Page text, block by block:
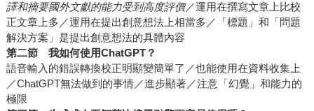
譯和摘要國外文獻的能力受到高度評價／運用在撰寫文章上比校
正文章上多／運用在提出創意想法上相當多／「標題」和「問題
解決方案」是提出創意想法的具體內容
第二節 我如何使用ChatGPT？
語音輸入的錯誤轉換校正明顯變簡單了／也能使用在資料收集上
／ChatGPT無法做到的事情／進步顯著／注意「幻覺」和能力的
極限